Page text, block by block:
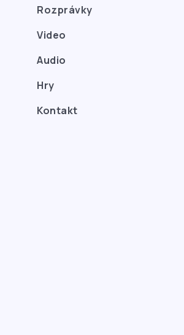
Rozprávky
Video
Audio
Hry
Kontakt